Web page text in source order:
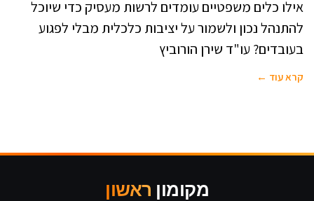
אילו כלים משפטיים עומדים לרשות מעסיק כדי שיוכל
להתנהל נכון ולשמור על יציבות כלכלית מבלי לפגוע
בעובדים? עו"ד שירן הורוביץ
קרא עוד ←
מקומון ראשון